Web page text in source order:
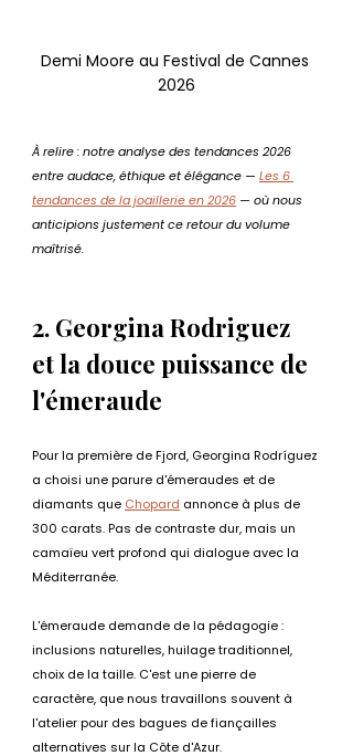
Demi Moore au Festival de Cannes
2026
À relire : notre analyse des tendances 2026
entre audace, éthique et élégance — Les 6
tendances de la joaillerie en 2026 — où nous
anticipions justement ce retour du volume
maîtrisé.
2. Georgina Rodriguez
et la douce puissance de
l'émeraude
Pour la première de Fjord, Georgina Rodríguez
a choisi une parure d'émeraudes et de
diamants que Chopard annonce à plus de
300 carats. Pas de contraste dur, mais un
camaïeu vert profond qui dialogue avec la
Méditerranée.
L'émeraude demande de la pédagogie :
inclusions naturelles, huilage traditionnel,
choix de la taille. C'est une pierre de
caractère, que nous travaillons souvent à
l'atelier pour des bagues de fiançailles
alternatives sur la Côte d'Azur.